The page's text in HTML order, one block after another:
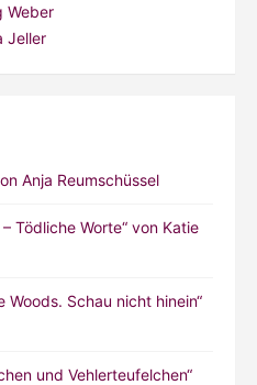
Weber
Jeller
Anja Reumschüssel
Tödliche Worte“ von Katie
Woods. Schau nicht hinein“
und Vehlerteufelchen“